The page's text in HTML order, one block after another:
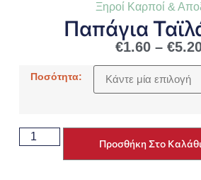
Ξηροί Καρποί &
Παπάγια
€1.60 – €
Ποσότητα:
Προσθήκη Στο Καλάθι